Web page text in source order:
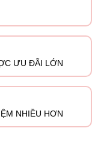
ƯU ĐÃI LỚN
NHIỀU HƠN